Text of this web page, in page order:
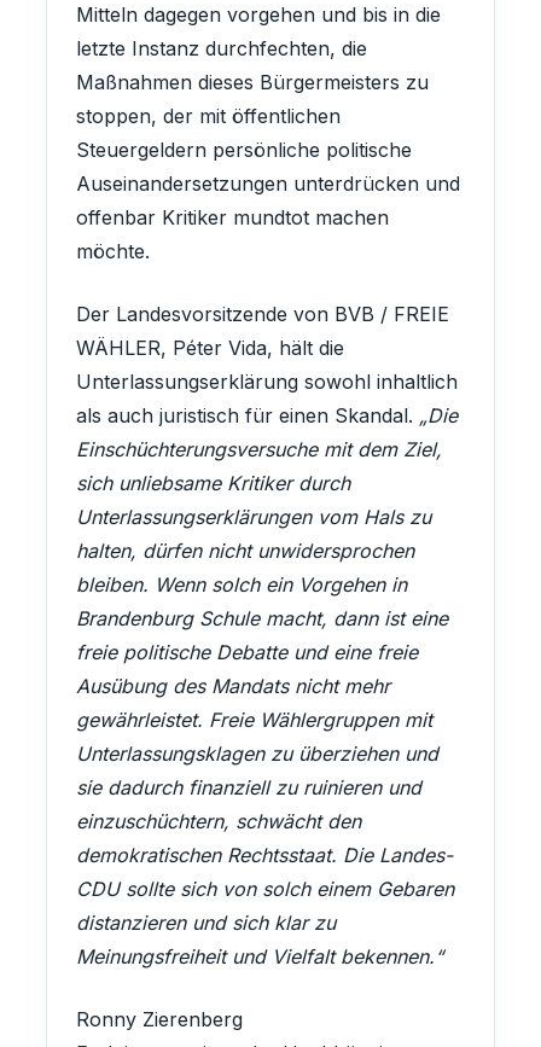
Mitteln dagegen vorgehen und bis in die
letzte Instanz durchfechten, die
Maßnahmen dieses Bürgermeisters zu
stoppen, der mit öffentlichen
Steuergeldern persönliche politische
Auseinandersetzungen unterdrücken und
offenbar Kritiker mundtot machen
möchte.
Der Landesvorsitzende von BVB / FREIE
WÄHLER, Péter Vida, hält die
Unterlassungserklärung sowohl inhaltlich
als auch juristisch für einen Skandal. „Die
Einschüchterungsversuche mit dem Ziel,
sich unliebsame Kritiker durch
Unterlassungserklärungen vom Hals zu
halten, dürfen nicht unwidersprochen
bleiben. Wenn solch ein Vorgehen in
Brandenburg Schule macht, dann ist eine
freie politische Debatte und eine freie
Ausübung des Mandats nicht mehr
gewährleistet. Freie Wählergruppen mit
Unterlassungsklagen zu überziehen und
sie dadurch finanziell zu ruinieren und
einzuschüchtern, schwächt den
demokratischen Rechtsstaat. Die Landes-
CDU sollte sich von solch einem Gebaren
distanzieren und sich klar zu
Meinungsfreiheit und Vielfalt bekennen.“
Ronny Zierenberg
KATEGORIE
Finsterwalde aktiv
mitgestalten!
Kommunalpolitik entscheidet über den
Spielplatz um die Ecke, neue
Radwege und die Entwicklung unserer
Bürger für Bürger – ganz ohne